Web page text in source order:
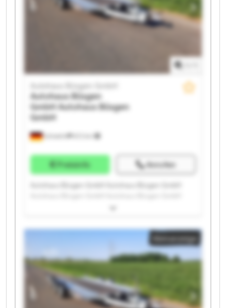
Schwelm
Autohaus Büsgen GmbH
Autohaus Büsgen
GmbHAutohaus Büsgen
GmbH
Preisinfo Anrufen
Autohaus Büsgen GmbH Autohaus Büsgen GmbH
Autohaus Büsgen GmbH Autohaus Büsgen GmbH
Autohaus Büsgen GmbH Autohaus Büsgen GmbH
Autohaus Büsgen GmbH Autohaus Büsgen GmbH
Autohaus Büsgen GmbH Autohaus Büsgen GmbH
Autohaus Büsgen GmbH Autohaus Büsgen GmbH
Autohaus Büsgen GmbH Autohaus Büsgen GmbH
Autohaus Büsgen GmbH Autohaus Büsgen GmbH
Kleinanzeige